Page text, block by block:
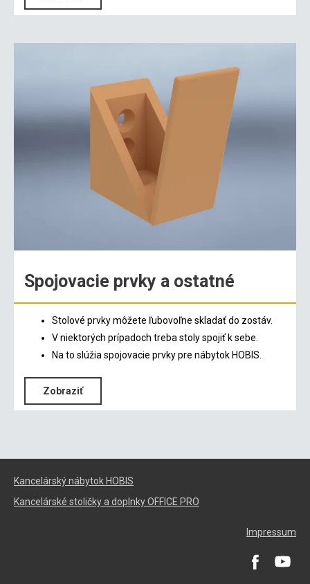
Spojovacie prvky a ostatné
Stolové prvky môžete ľubovoľne skladať do zostáv.
V niektorých prípadoch treba stoly spojiť k sebe.
Na to slúžia spojovacie prvky pre nábytok HOBIS.
Zobraziť
Kancelárský nábytok HOBIS
Kancelárské stoličky a doplnky OFFICE PRO
Impressum